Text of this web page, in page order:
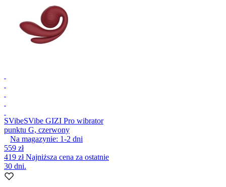
SVibeSVibe GIZI Pro wibrator
punktu G, czerwony
Na magazynie: 1-2 dni
559 zł
419 złNajniższa cena za ostatnie
30 dni.